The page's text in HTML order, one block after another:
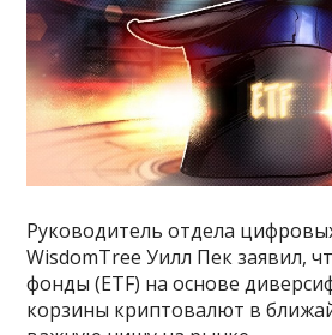
Руководитель отдела
WisdomTree Уилл Пек заявил,
фонды (ETF) на основе
корзины криптовалют в